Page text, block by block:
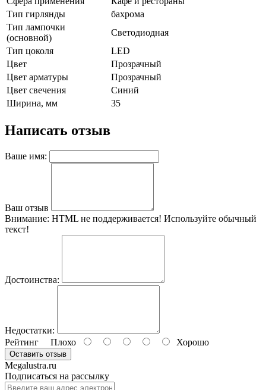
Тип гирлянды
бахрома
Тип лампочки
(основной)
Светодиодная
Тип цоколя
LED
Цвет
Прозрачный
Цвет арматуры
Прозрачный
Цвет свечения
Синий
Ширина, мм
35
Написать отзыв
Ваше имя:
Ваш отзыв
Внимание: HTML не поддерживается! Используйте обычный
текст!
Достоинства:
Недостатки:
Рейтинг Плохо Хорошо
Оставить отзыв
Megalustra.ru
Подписаться на рассылку